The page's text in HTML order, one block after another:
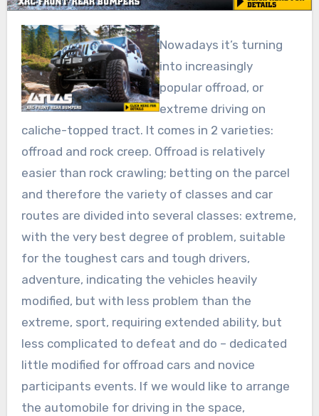
Nowadays it’s turning
into increasingly
popular offroad, or
extreme driving on
caliche-topped tract. It comes in 2 varieties:
offroad and rock creep. Offroad is relatively
easier than rock crawling; betting on the parcel
and therefore the variety of classes and car
routes are divided into several classes: extreme,
with the very best degree of problem, suitable
for the toughest cars and tough drivers,
adventure, indicating the vehicles heavily
modified, but with less problem than the
extreme, sport, requiring extended ability, but
less complicated to defeat and do – dedicated
little modified for offroad cars and novice
participants events. If we would like to arrange
the automobile for driving in the space,